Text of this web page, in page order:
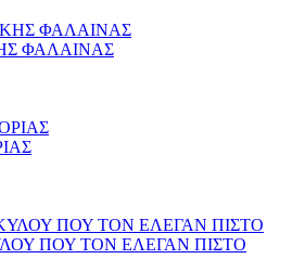
ΦΑΛΑΙΝΑΣ
ΠΟΥ ΤΟΝ ΕΛΕΓΑΝ ΠΙΣΤΟ